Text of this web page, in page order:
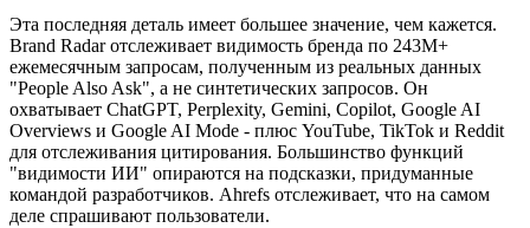
Эта последняя деталь имеет большее значение, чем кажется.
Brand Radar отслеживает видимость бренда по 243M+
ежемесячным запросам, полученным из реальных данных
"People Also Ask", а не синтетических запросов. Он
охватывает ChatGPT, Perplexity, Gemini, Copilot, Google AI
Overviews и Google AI Mode - плюс YouTube, TikTok и Reddit
для отслеживания цитирования. Большинство функций
"видимости ИИ" опираются на подсказки, придуманные
командой разработчиков. Ahrefs отслеживает, что на самом
деле спрашивают пользователи.